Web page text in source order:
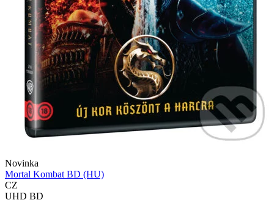
Novinka
Mortal Kombat BD (HU)
CZ
UHD BD